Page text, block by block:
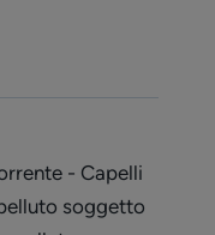
- Capelli
soggetto